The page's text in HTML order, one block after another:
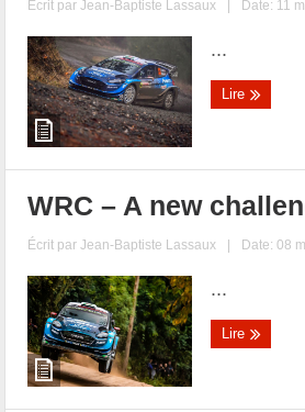
Écrit parJean-Baptiste Lassaux Date: 11
...
Lire
WRC – A new
Écrit parJean-Baptiste Lassaux | Date: 08
...
Lire